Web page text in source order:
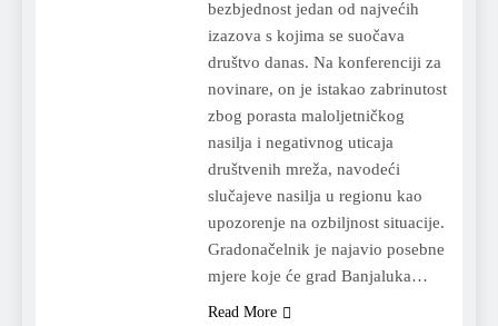
bezbjednost jedan od najvećih
izazova s kojima se suočava
društvo danas. Na konferenciji za
novinare, on je istakao zabrinutost
zbog porasta maloljetničkog
nasilja i negativnog uticaja
društvenih mreža, navodeći
slučajeve nasilja u regionu kao
upozorenje na ozbiljnost situacije.
Gradonačelnik je najavio posebne
mjere koje će grad Banjaluka…
Read More